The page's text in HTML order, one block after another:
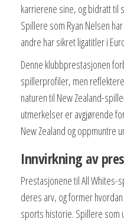
karrierene sine, og bidratt til
Spillere som Ryan Nelsen
andre har sikret ligatitler i
Denne klubbprestasjonen
spillerprofiler, men
naturen til New Zealand-
utmerkelser er avgjørende
New Zealand og oppmuntre
Innvirkning av
Prestasjonene til All Whites-
deres arv, og former
sports historie. Spillere som